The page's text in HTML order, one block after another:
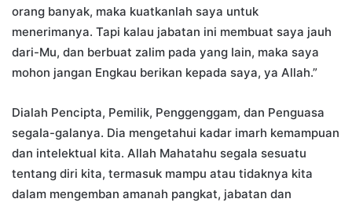
orang banyak, maka kuatkanlah saya untuk
menerimanya. Tapi kalau jabatan ini membuat saya jauh
dari-Mu, dan berbuat zalim pada yang Iain, maka saya
mohon jangan Engkau berikan kepada saya, ya Allah.”
Dialah Pencipta, Pemilik, Penggenggam, dan Penguasa
segaIa-galanya. Dia mengetahui kadar imarh kemampuan
dan intelektual kita. Allah Mahatahu segala sesuatu
tentang diri kita, termasuk mampu atau tidaknya kita
dalam mengemban amanah pangkat, jabatan dan